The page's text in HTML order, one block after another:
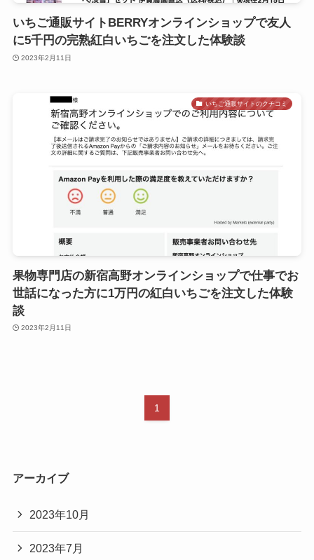
いちご通販サイトBERRYオンラインショップで友人
に5千円の完熟紅白いちごを注文した体験談
2023年2月11日
いちご通販サイトのクチコミ
果物専門店の新宿高野オンラインショップで仕事でお
世話になった方に1万円の紅白いちごを注文した体験
談
2023年2月11日
1
アーカイブ
2023年10月
2023年7月